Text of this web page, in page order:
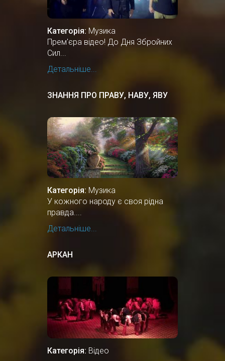
Категорія: Музика
Прем'єра відео! До Дня Збройних
Сил...
Детальніше...
ЗНАННЯ ПРО ПРАВУ, НАВУ, ЯВУ
Категорія: Музика
У кожного народу є своя рідна
правда....
Детальніше...
АРКАН
Категорія: Відео